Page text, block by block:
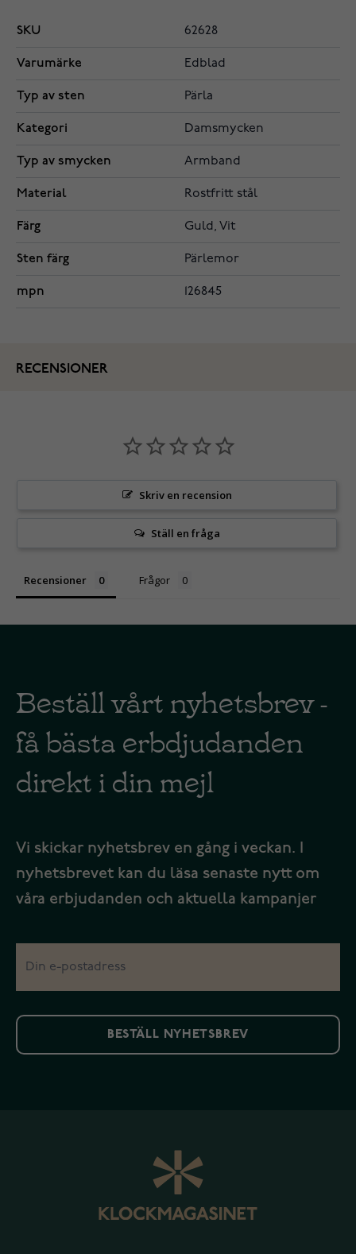
SKU 62628
Varumärke Edblad
Typ av sten Pärla
Kategori Damsmycken
Typ av smycken Armband
Material Rostfritt stål
Färg Guld, Vit
Sten färg Pärlemor
mpn 126845
RECENSIONER
Skriv en recension
Ställ en fråga
Recensioner Frågor
Beställ vårt nyhetsbrev -
få bästa erbdjudanden
direkt i din mejl
Vi skickar nyhetsbrev en gång i veckan. I
nyhetsbrevet kan du läsa senaste nytt om
våra erbjudanden och aktuella kampanjer
BESTÄLL NYHETSBREV